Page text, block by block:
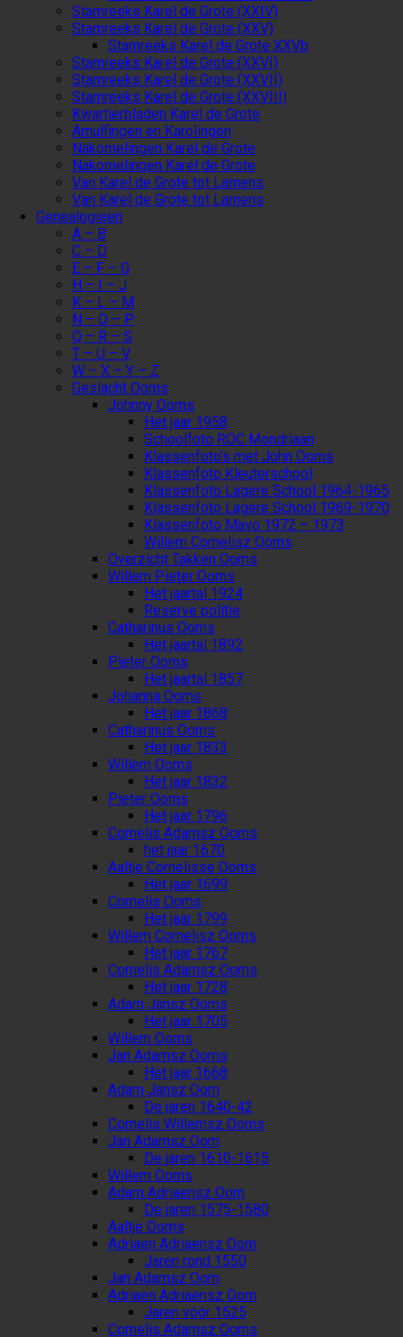
Stamreeks Karel de Grote (XXIV)
Stamreeks Karel de Grote (XXV)
Stamreeks Karel de Grote XXVb
Stamreeks Karel de Grote (XXVI)
Stamreeks Karel de Grote (XXVII)
Stamreeks Karel de Grote (XXVIII)
Kwartierbladen Karel de Grote
Arnulfingen en Karolingen
Nakomelingen Karel de Grote
Nakomelingen Karel de Grote
Van Karel de Grote tot Lamens
Van Karel de Grote tot Lamens
Genealogieën
A – B
C – D
E – F – G
H – I – J
K – L – M
N – O – P
Q – R – S
T – U – V
W – X – Y – Z
Geslacht Ooms
Johnny Ooms
Het jaar 1958
Schoolfoto ROC Mondriaan
Klassenfoto’s met John Ooms
Klassenfoto Kleuterschool
Klassenfoto Lagere School 1964-1965
Klassenfoto Lagere School 1969-1970
Klassenfoto Mavo 1972 – 1973
Willem Cornelisz Ooms
Overzicht Takken Ooms
Willem Pieter Ooms
Het jaartal 1924
Reserve politie
Catharinus Ooms
Het jaartal 1892
Pieter Ooms
Het jaartal 1857
Johanna Ooms
Het jaar 1868
Catharinus Ooms
Het jaar 1833
Willem Ooms
Het jaar 1832
Pieter Ooms
Het jaar 1796
Cornelis Adamsz Ooms
het jaar 1670
Aaltje Cornelisse Ooms
Het jaar 1699
Cornelis Ooms
Het jaar 1799
Willem Cornelisz Ooms
Het jaar 1767
Cornelis Adamsz Ooms
Het jaar 1728
Adam Jansz Ooms
Het jaar 1705
Willem Ooms
Jan Adamsz Ooms
Het jaar 1668
Adam Jansz Oom
De jaren 1640-42
Cornelis Willemsz Ooms
Jan Adamsz Oom
De jaren 1610-1615
Willem Ooms
Adam Adriaensz Oom
De jaren 1575-1580
Aaltje Ooms
Adriaen Adriaensz Oom
Jaren rond 1550
Jan Adamsz Oom
Adriaen Adriaensz Oom
Jaren vóór 1525
Cornelis Adamsz Ooms